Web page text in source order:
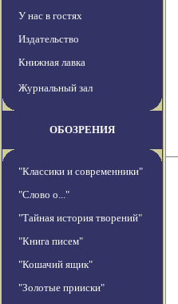
У нас в гостях
Издательство
Книжная лавка
Журнальный зал
ОБОЗРЕНИЯ
"Классики и современники"
"Слово о..."
"Тайная история творений"
"Книга писем"
"Кошачий ящик"
"Золотые прииски"